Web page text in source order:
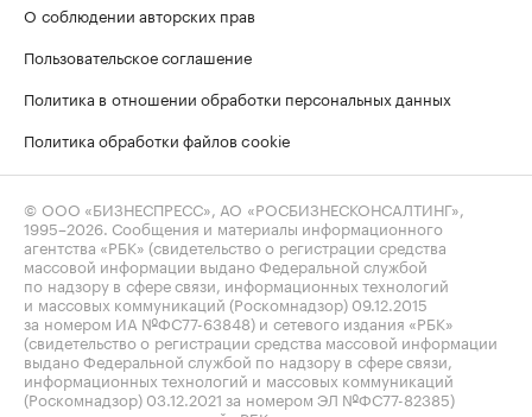
О соблюдении авторских прав
Пользовательское соглашение
Политика в отношении обработки персональных данных
Политика обработки файлов cookie
© ООО «БИЗНЕСПРЕСС», АО «РОСБИЗНЕСКОНСАЛТИНГ»,
1995–2026 . Сообщения и материалы информационного
агентства «РБК» (свидетельство о регистрации средства
массовой информации выдано Федеральной службой
по надзору в сфере связи, информационных технологий
и массовых коммуникаций (Роскомнадзор) 09.12.2015
за номером ИА №ФС77-63848) и сетевого издания «РБК»
(свидетельство о регистрации средства массовой информации
выдано Федеральной службой по надзору в сфере связи,
информационных технологий и массовых коммуникаций
(Роскомнадзор) 03.12.2021 за номером ЭЛ №ФС77-82385)